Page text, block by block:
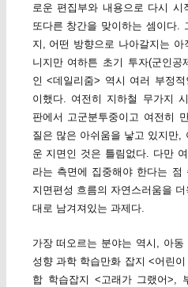
로운 편집부와 내용으로 다시
또다른 창간을 맞이하는 셈이다.
지, 어떤 방향으로 나아갈지는
니지만 여하튼 초기 투자(군인공
인 <데일리줌> 역시 여러 부정
이했다. 여전히 지하철 무가지
판에서 고군분투중이고 여전히
질은 많은 아쉬움을 낳고 있지만,
운 지면인 것은 틀림없다. 다만
라는 측면에 집중해야 한다는 점
지면편성 흐름의 자연스러움을
대로 남겨져있는 과제다.
가장 떠오르는 분야는 역시, 아
성향 과학 학습만화 잡지 <어린
합 학습잡지 <고래가 그랬어>,